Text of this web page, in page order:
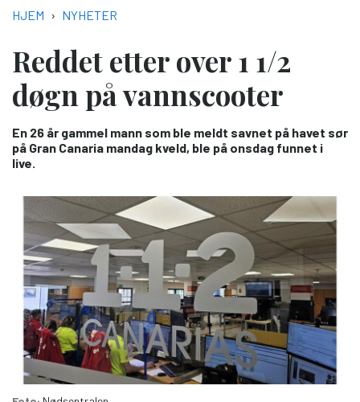
NAVIGASJONSSTI
HJEM NYHETER
Reddet etter over 1 1/2
døgn på vannscooter
En 26 år gammel mann som ble meldt savnet på havet sør
på Gran Canaria mandag kveld, ble på onsdag funnet i
live.